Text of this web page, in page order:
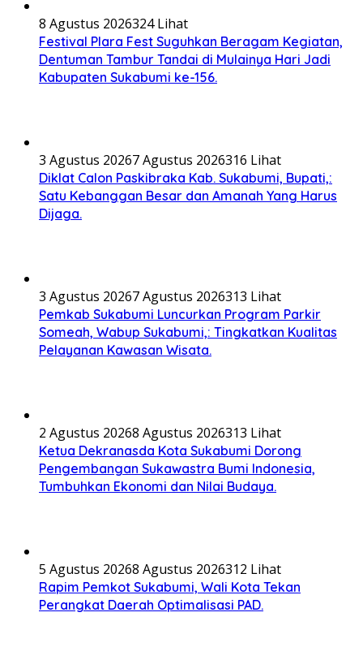
8 Agustus 2026324 Lihat
Festival Plara Fest Suguhkan Beragam Kegiatan,
Dentuman Tambur Tandai di Mulainya Hari Jadi
Kabupaten Sukabumi ke-156.
3 Agustus 20267 Agustus 2026316 Lihat
Diklat Calon Paskibraka Kab. Sukabumi, Bupati,:
Satu Kebanggan Besar dan Amanah Yang Harus
Dijaga.
3 Agustus 20267 Agustus 2026313 Lihat
Pemkab Sukabumi Luncurkan Program Parkir
Someah, Wabup Sukabumi,: Tingkatkan Kualitas
Pelayanan Kawasan Wisata.
2 Agustus 20268 Agustus 2026313 Lihat
Ketua Dekranasda Kota Sukabumi Dorong
Pengembangan Sukawastra Bumi Indonesia,
Tumbuhkan Ekonomi dan Nilai Budaya.
5 Agustus 20268 Agustus 2026312 Lihat
Rapim Pemkot Sukabumi, Wali Kota Tekan
Perangkat Daerah Optimalisasi PAD.